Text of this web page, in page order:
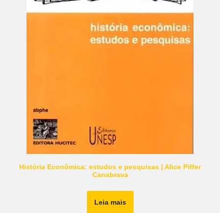
História Econômica: estudos e pesquisas | Alice Piffer
Canabrava
Leia mais